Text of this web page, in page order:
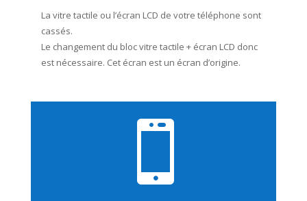
La vitre tactile ou l’écran LCD de votre téléphone sont
cassés.
Le changement du bloc vitre tactile + écran LCD donc
est nécessaire. Cet écran est un écran d’origine.
